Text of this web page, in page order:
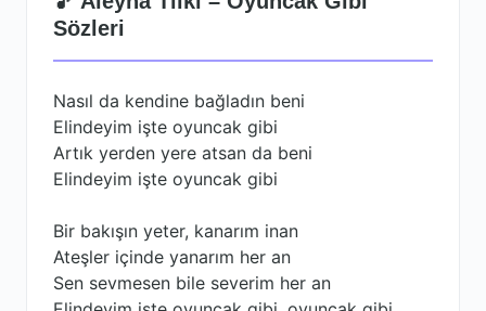
Sözleri
Nasıl da kendine bağladın beni
Elindeyim işte oyuncak gibi
Artık yerden yere atsan da beni
Elindeyim işte oyuncak gibi
Bir bakışın yeter, kanarım inan
Ateşler içinde yanarım her an
Sen sevmesen bile severim her an